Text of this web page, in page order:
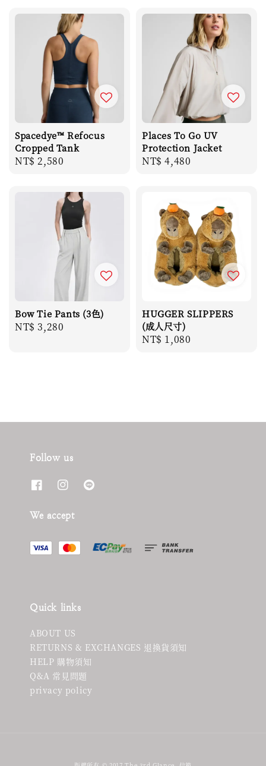
Spacedye™ Refocus
Cropped Tank
Regular
NT$ 2,580
Places To Go UV
Protection Jacket
Regular
NT$ 4,480
Bow Tie Pants (3色)
Regular
NT$ 3,280
HUGGER SLIPPERS
(成人尺寸)
Regular
NT$ 1,080
Follow us
We accept
Quick links
ABOUT US
RETURNS & EXCHANGES 退換貨須知
HELP 購物須知
Q&A 常見問題
privacy policy